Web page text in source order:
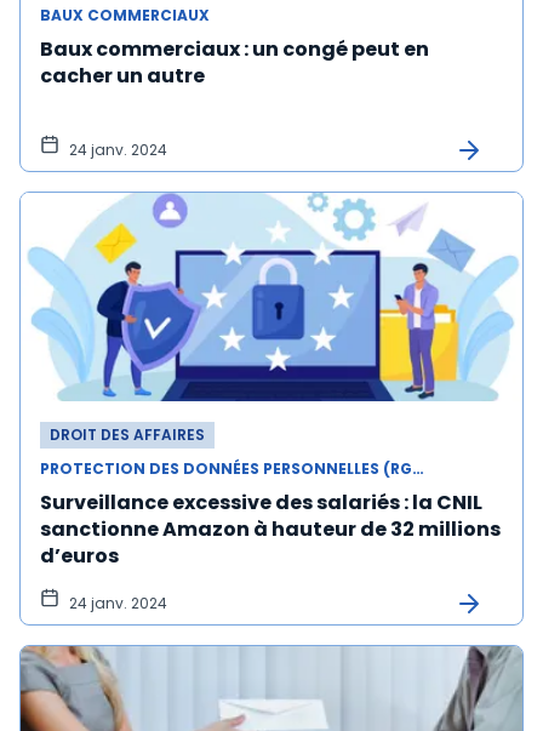
BAUX COMMERCIAUX
Baux commerciaux : un congé peut en
cacher un autre
24 janv. 2024
DROIT DES AFFAIRES
PROTECTION DES DONNÉES PERSONNELLES (RGPD)
Surveillance excessive des salariés : la CNIL
sanctionne Amazon à hauteur de 32 millions
d’euros
24 janv. 2024